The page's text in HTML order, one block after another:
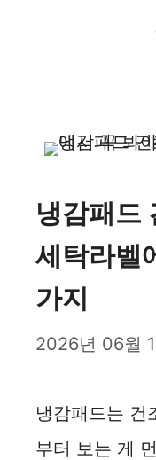
냉감패드
세탁라벨
가지
2026년 06월
냉감패드는 건
부터 보는 게